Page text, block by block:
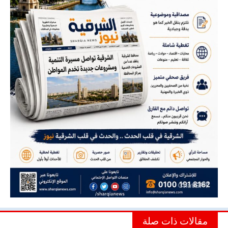
مقالات ذات صلة